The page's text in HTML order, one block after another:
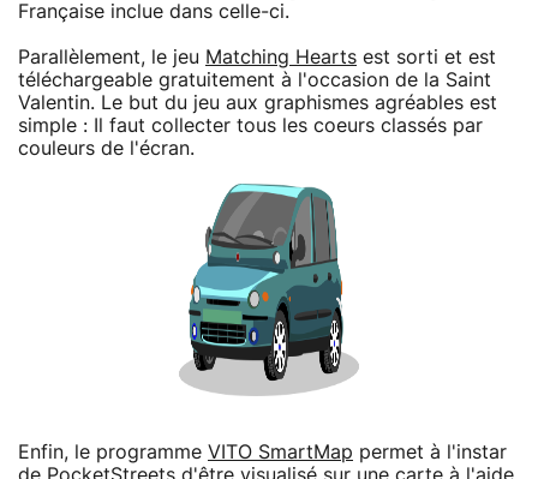
Française inclue dans celle-ci.
Parallèlement, le jeu Matching Hearts est sorti et est
téléchargeable gratuitement à l'occasion de la Saint
Valentin. Le but du jeu aux graphismes agréables est
simple : Il faut collecter tous les coeurs classés par
couleurs de l'écran.
Enfin, le programme VITO SmartMap permet à l'instar
de PocketStreets d'être visualisé sur une carte à l'aide